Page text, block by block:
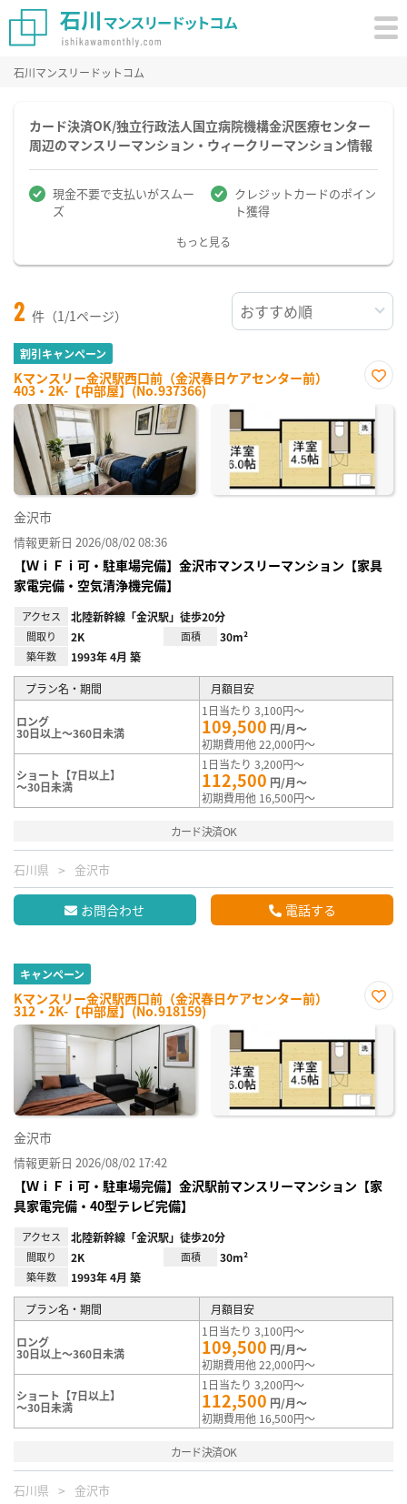
石川マンスリードットコム
カード決済OK/独立行政法人国立病院機構金沢医療センター
周辺のマンスリーマンション・ウィークリーマンション情報
現金不要で支払いがスムー
ズ
クレジットカードのポイン
ト獲得
もっと見る
2 件（1/1ページ）
割引キャンペーン
Kマンスリー金沢駅西口前（金沢春日ケアセンター前）
403・2K-【中部屋】(No.937366)
に入
り登
録
金沢市
情報更新日 2026/08/02 08:36
【ＷｉＦｉ可・駐車場完備】金沢市マンスリーマンション【家具
家電完備・空気清浄機完備】
アクセス 北陸新幹線「金沢駅」徒歩20分
間取り 2K 面積 30m²
築年数 1993年 4月 築
プラン名・期間 月額目安
ロング
30日以上～360日未満
1日当たり 3,100円～
109,500 円/月～
初期費用他 22,000円～
ショート【7日以上】
～30日未満
1日当たり 3,200円～
112,500 円/月～
初期費用他 16,500円～
カード決済OK
石川県 金沢市
お問合わせ 電話する
キャンペーン
Kマンスリー金沢駅西口前（金沢春日ケアセンター前）
312・2K-【中部屋】(No.918159)
に入
り登
録
金沢市
情報更新日 2026/08/02 17:42
【ＷｉＦｉ可・駐車場完備】金沢駅前マンスリーマンション【家
具家電完備・40型テレビ完備】
アクセス 北陸新幹線「金沢駅」徒歩20分
間取り 2K 面積 30m²
築年数 1993年 4月 築
プラン名・期間 月額目安
ロング
30日以上～360日未満
1日当たり 3,100円～
109,500 円/月～
初期費用他 22,000円～
ショート【7日以上】
～30日未満
1日当たり 3,200円～
112,500 円/月～
初期費用他 16,500円～
カード決済OK
石川県 金沢市